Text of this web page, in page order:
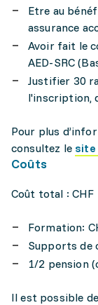
Etre au
assurance
Avoir fait le
AED-SRC
Justifier 30
l'inscription,
Pour plus
consultez le site
Coûts
Coût total :
Formation:
Supports de
1/2 pension
Il est possible